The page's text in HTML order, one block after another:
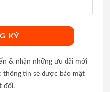
& nhận những ưu đãi mới
thông tin sẽ được bảo mật
đối.